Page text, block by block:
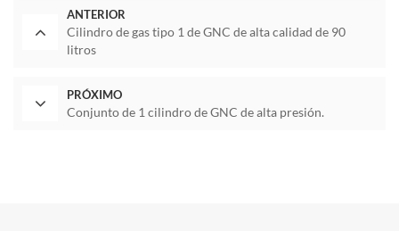
ANTERIOR
Cilindro de gas tipo 1 de GNC de alta calidad de 90
litros
PRÓXIMO
Conjunto de 1 cilindro de GNC de alta presión.